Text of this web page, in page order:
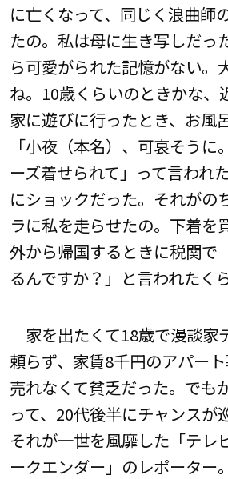
に亡くなって、同じく浪曲師
たの。私は母に生き写しだっ
ら可愛がられた記憶がない。
ね。10歳くらいのときかな、
家に遊びに行ったとき、お風
「小夜（本名）、可哀そうに
ーズ着せられて」って言われ
にショックだった。それがの
ラに私を走らせたの。下着を
外から帰国するときに税関で
るんですか？」と言われたく
家を出たくて18歳で漫談家
頼らず、家賃8千円のアパー
売れなくて貧乏だった。でも
って、20代後半にチャンスが
それが一世を風靡した「テ
ークエンダー」のレポーター